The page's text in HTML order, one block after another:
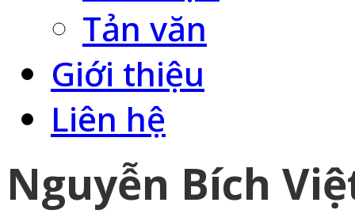
Tản văn
Giới thiệu
Liên hệ
Nguyễn Bích